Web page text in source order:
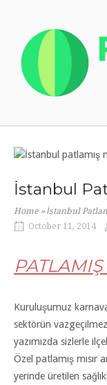
content
İstanbul
Home »İstanbul
October 11, 2014
Kuruluşumuz
sektörün
yazımızda sizlerle
Özel patlamış mısır
yerinde üretilen